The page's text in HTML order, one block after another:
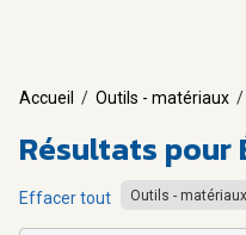
Accueil / Outils - matériaux /
Résultats pour
Effacer tout Outils - matériaux